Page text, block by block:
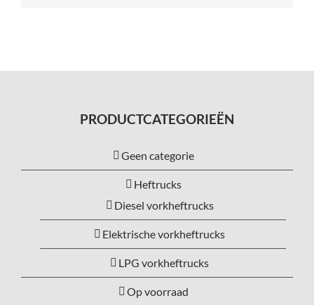
PRODUCTCATEGORIEËN
Geen categorie
Heftrucks
Diesel vorkheftrucks
Elektrische vorkheftrucks
LPG vorkheftrucks
Op voorraad